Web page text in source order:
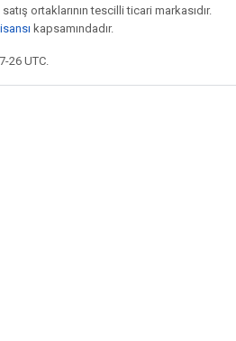
ortaklarının tescilli ticari markasıdır.
kapsamındadır.
26 UTC.